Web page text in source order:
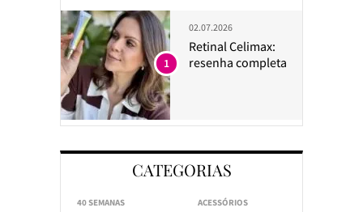
02.07.2026
Retinal Celimax:
resenha completa
1
CATEGORIAS
40 SEMANAS
ACESSÓRIOS